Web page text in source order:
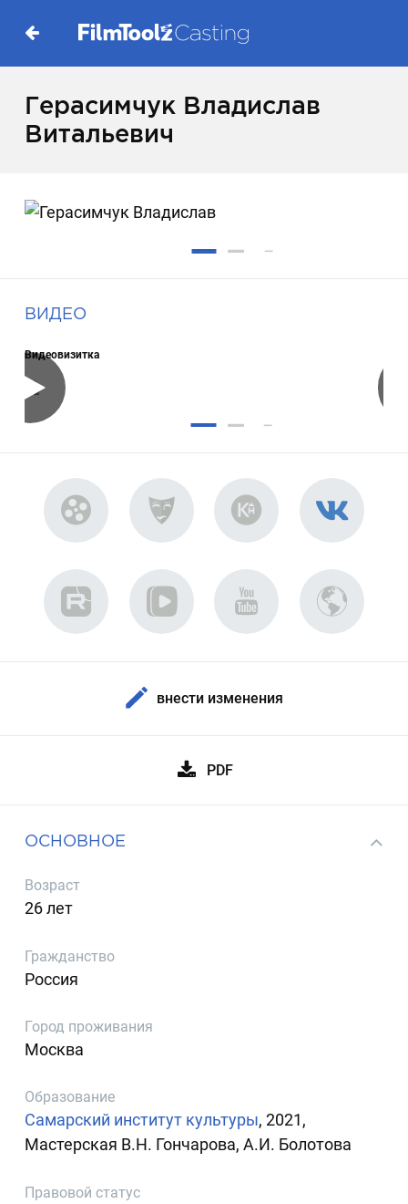
Герасимчук Владислав
Витальевич
ВИДЕО
Видеовизитка
внести изменения
PDF
ОСНОВНОЕ
Возраст
26 лет
Гражданство
Россия
Город проживания
Москва
Образование
Самарский институт культуры, 2021,
Мастерская В.Н. Гончарова, А.И. Болотова
Правовой статус